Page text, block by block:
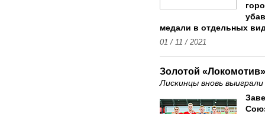
медали в отдельных
01 / 11 / 2021
Золотой «Локомотив»
Лискинцы вновь